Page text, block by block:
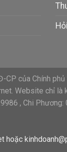
của Chính
Website chỉ
, Chi
hoặc